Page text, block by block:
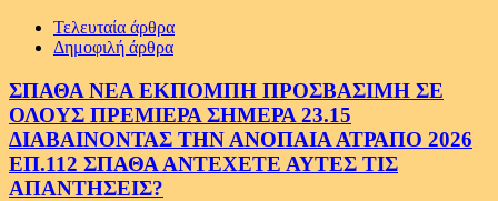
Τελευταία άρθρα
Δημοφιλή άρθρα
ΣΠΑΘΑ ΝΕΑ ΕΚΠΟΜΠΗ ΠΡΟΣΒΑΣΙΜΗ ΣΕ
ΟΛΟΥΣ ΠΡΕΜΙΕΡΑ ΣΗΜΕΡΑ 23.15
ΔΙΑΒΑΙΝΟΝΤΑΣ ΤΗΝ ΑΝΟΠΑΙΑ ΑΤΡΑΠΟ 2026
ΕΠ.112 ΣΠΑΘΑ ΑΝΤΕΧΕΤΕ ΑΥΤΕΣ ΤΙΣ
ΑΠΑΝΤΗΣΕΙΣ?